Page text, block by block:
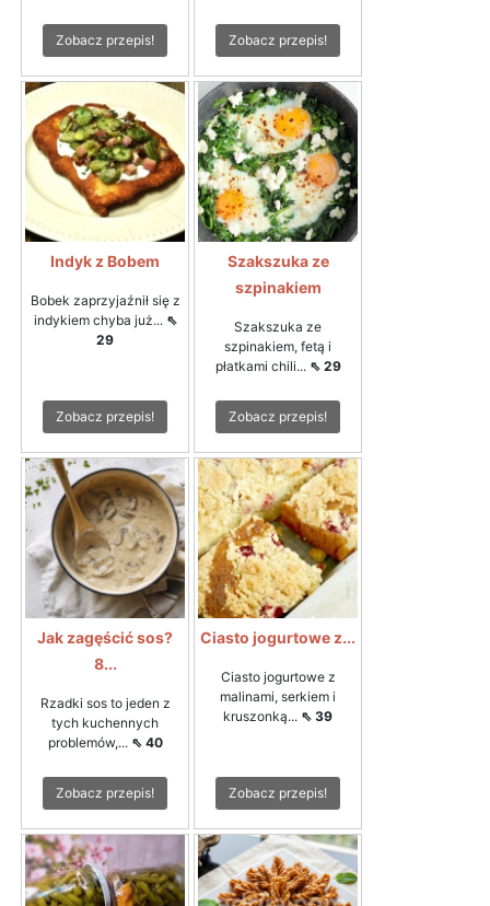
Zobacz przepis! Zobacz przepis!
Indyk z Bobem
Bobek zaprzyjaźnił się z
indykiem chyba już... ⇖
29
Zobacz przepis!
Szakszuka ze
szpinakiem
Szakszuka ze
szpinakiem, fetą i
płatkami chili... ⇖ 29
Zobacz przepis!
Jak zagęścić sos?
8...
Rzadki sos to jeden z
tych kuchennych
problemów,... ⇖ 40
Zobacz przepis!
Ciasto jogurtowe z...
Ciasto jogurtowe z
malinami, serkiem i
kruszonką... ⇖ 39
Zobacz przepis!